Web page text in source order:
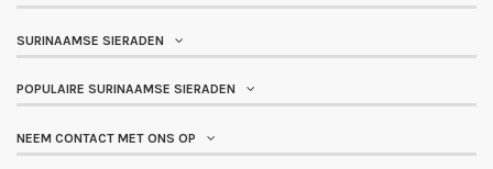
SURINAAMSE SIERADEN
POPULAIRE SURINAAMSE SIERADEN
NEEM CONTACT MET ONS OP